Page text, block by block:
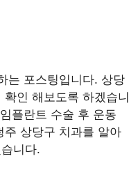
는 포스팅입니다. 상당
인 해보도록 하겠습니
플란트 수술 후 운동
주 상당구 치과를 알아
니다.